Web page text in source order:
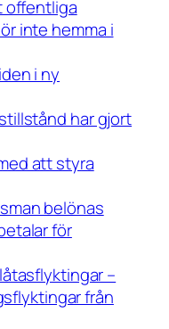
offentliga
inte hemma i
i ny
har gjort
att styra
belönas
för
–
från